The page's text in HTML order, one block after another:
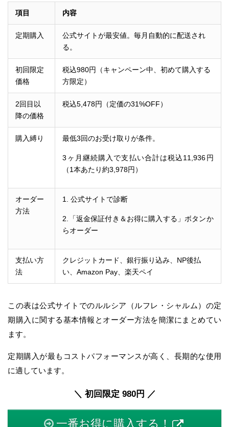
項目 内容
定期購入
公式サイトが最安値。毎月自動的に配送され
る。
初回限定
価格
税込980円（キャンペーン中、初めて購入する
方限定）
2回目以
降の価格
税込5,478円（定価の31%OFF）
購入縛り 最低3回のお受け取りが条件。
3ヶ月継続購入で支払い合計は税込11,936円
（1本あたり約3,978円）
オーダー
方法
1. 公式サイトで診断
2.「返金保証付き＆お得に購入する」ボタンか
らオーダー
支払い方
法
クレジットカード、銀行振り込み、NP後払
い、Amazon Pay、楽天ペイ
この表は公式サイトでのルルシア（ルフレ・シャルム）の定
期購入に関する基本情報とオーダー方法を簡潔にまとめてい
ます。
定期購入が最もコストパフォーマンスが高く、長期的な使用
に適しています。
＼ 初回限定 980円 ／
一番お得に購入する！